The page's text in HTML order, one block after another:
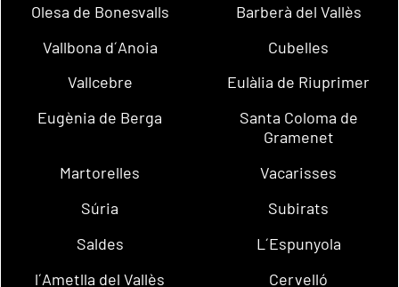
Olesa de Bonesvalls
Barberà del Vallès
Vallbona d´Anoia
Cubelles
Vallcebre
Eulàlia de Riuprimer
Eugènia de Berga
Santa Coloma de
Gramenet
Martorelles
Vacarisses
Súria
Subirats
Saldes
L´Espunyola
l´Ametlla del Vallès
Cervelló